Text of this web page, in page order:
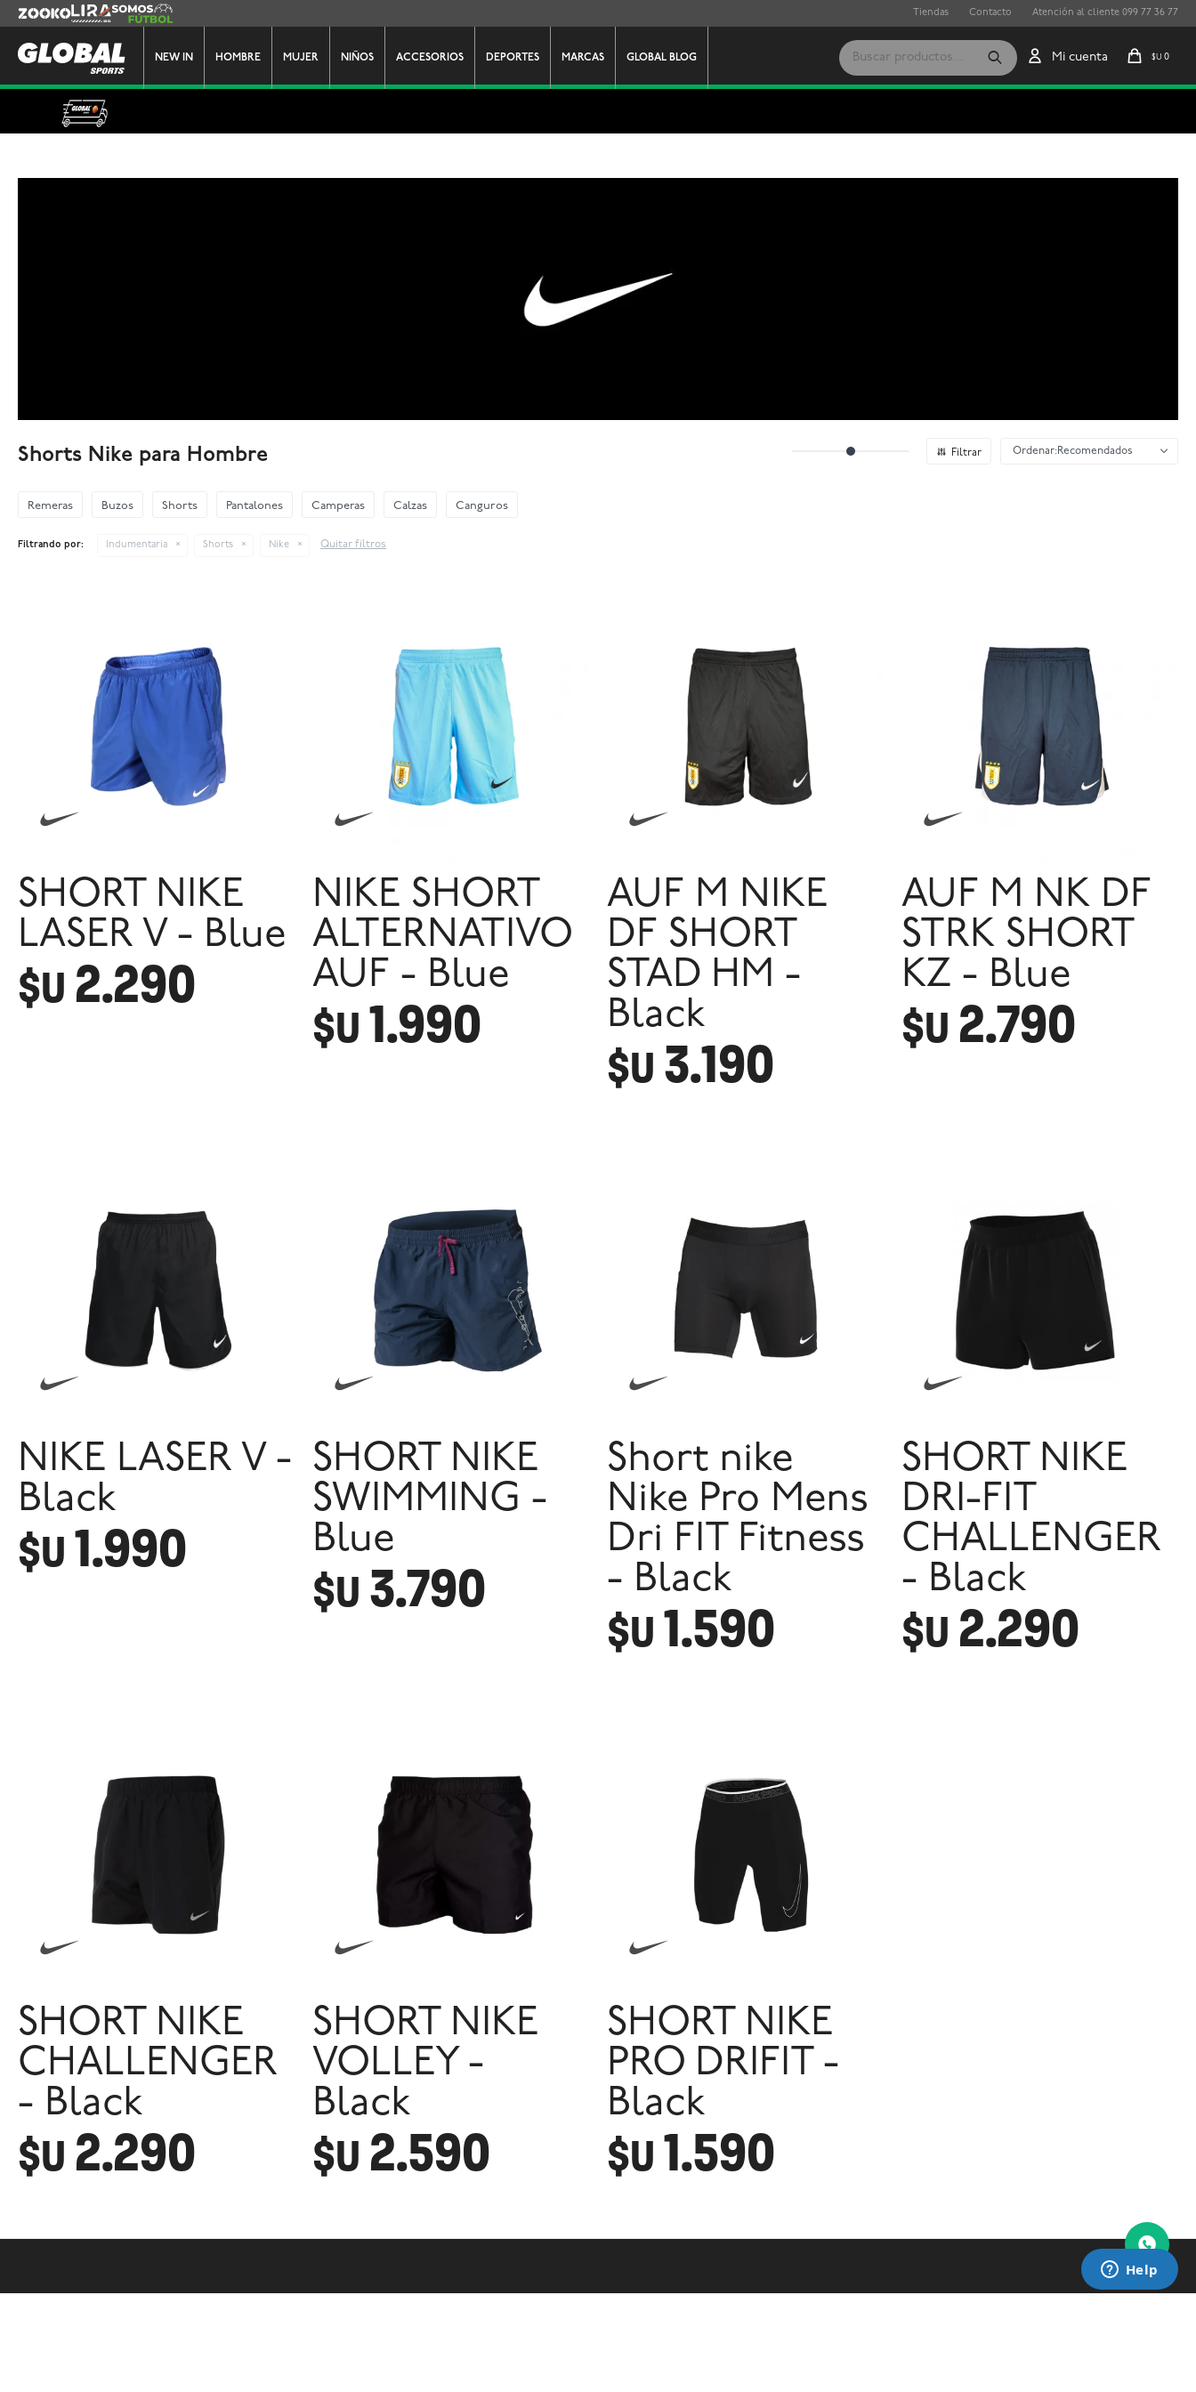
NEW IN HOMBRE MUJER NIÑOS ACCESORIOS DEPORTES MARCAS GLOBAL BLOG $U 0
Zooko Lira Somos Futbol Tiendas Contacto Atención al cliente 099 77 36 77
Shorts Nike para Hombre Recomendados
Remeras Buzos Shorts Pantalones Camperas Calzas Canguros
Filtrando por: Indumentaria Shorts Nike Quitar filtros
SHORT NIKE
LASER V - Blue
$U 2.290
NIKE SHORT
ALTERNATIVO
AUF - Blue
$U1.990
AUF M NIKE
DF SHORT
STAD HM -
Black
$U 3.190
AUF M NK DF
STRK SHORT
KZ - Blue
$U 2.790
NIKE LASER V -
Black
$U1.990
SHORT NIKE
SWIMMING -
Blue
$U 3.790
Short nike
Nike Pro Mens
Dri FIT Fitness
- Black
$U1.590
SHORT NIKE
DRI-FIT
CHALLENGER
- Black
$U 2.290
SHORT NIKE
CHALLENGER
- Black
$U 2.290
SHORT NIKE
VOLLEY -
Black
$U 2.590
SHORT NIKE
PRO DRIFIT -
Black
$U1.590